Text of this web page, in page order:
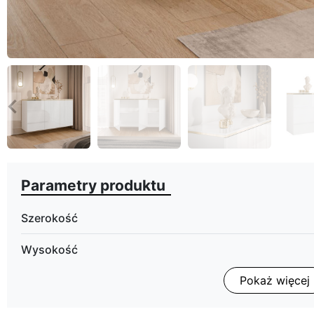
Poprzedni
Parametry produktu
Szerokość
Wysokość
Pokaż więcej